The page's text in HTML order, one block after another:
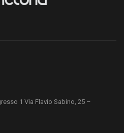
1 Via Flavio Sabino, 25 –